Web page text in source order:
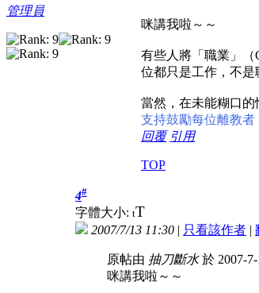
管理員
咪講我啦～～
有些人將「職業」（
位都只是工作，不是
當然，在未能糊口的
支持鼓勵每位離教者
回覆 引用
TOP
4#
字體大小: tT
2007/7/13 11:30 | 只看該作者 |
原帖由 抽刀斷水於 2007-7-
咪講我啦～～